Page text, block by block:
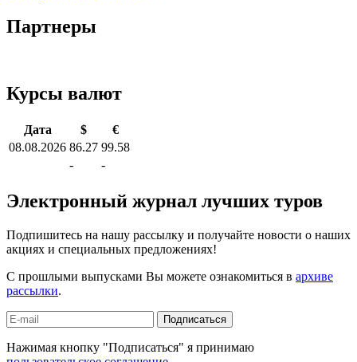
Партнеры
Курсы валют
Дата $
€
08.08.2026 86.27 99.58
-
-
Электронный журнал лучших туров
Подпишитесь на нашу рассылку и получайте новости о наших
акциях и специальных предложениях!
С прошлыми выпусками Вы можете ознакомиться в архиве
рассылки.
Подписаться
Нажимая кнопку "Подписаться" я принимаю